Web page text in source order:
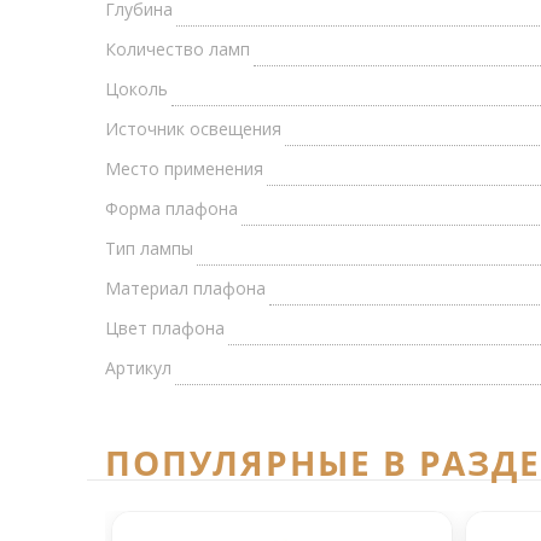
Глубина
Количество ламп
Цоколь
Источник освещения
Место применения
Форма плафона
Тип лампы
Материал плафона
Цвет плафона
Артикул
ПОПУЛЯРНЫЕ В